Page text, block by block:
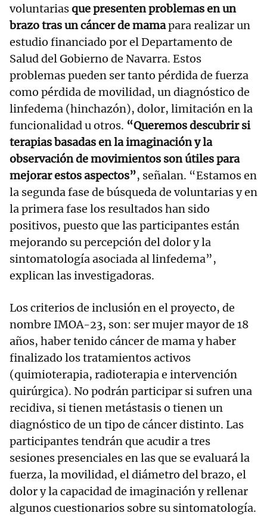
voluntariasque presenten problemas en un
brazo tras un cáncer de mamapara realizar un
estudio financiado por el Departamento de
Salud del Gobierno de Navarra. Estos
problemas pueden ser tanto pérdida de fuerza
como pérdida de movilidad, un diagnóstico de
linfedema (hinchazón), dolor, limitación en la
funcionalidad u otros. “Queremos descubrir si
terapias basadas en la imaginación y la
observación de movimientos son útiles para
mejorar estos aspectos”, señalan. “Estamos en
la segunda fase de búsqueda de voluntarias y en
la primera fase los resultados han sido
positivos, puesto que las participantes están
mejorando su percepción del dolor y la
sintomatología asociada al linfedema”,
explican las investigadoras.
Los criterios de inclusión en el proyecto, de
nombre IMOA-23, son: ser mujer mayor de 18
años, haber tenido cáncer de mama y haber
finalizado los tratamientos activos
(quimioterapia, radioterapia e intervención
quirúrgica). No podrán participar si sufren una
recidiva, si tienen metástasis o tienen un
diagnóstico de un tipo de cáncer distinto. Las
participantes tendrán que acudir a tres
sesiones presenciales en las que se evaluará la
fuerza, la movilidad, el diámetro del brazo, el
dolor y la capacidad de imaginación y rellenar
algunos cuestionarios sobre su sintomatología.